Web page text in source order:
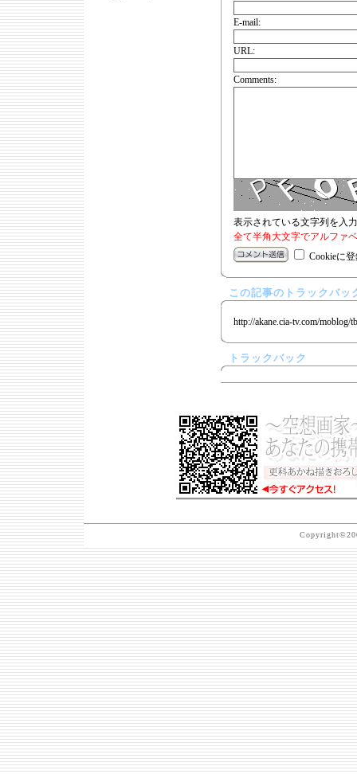
E-mail:
URL:
Comments:
表示されている文字列を入
全て半角大文字でアルファ
Cookieに
この記事のトラックバッ
http://akane.cia-tv.com/moblog/
トラックバック